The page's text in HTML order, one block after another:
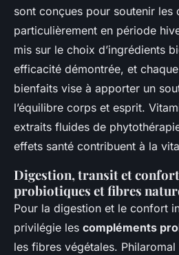
sont conçues pour soutenir les
particulièrement en période
mis sur le choix d’ingrédients
efficacité démontrée, et
bienfaits vise à apporter un
l’équilibre corps et esprit.
extraits fluides de
effets santé contribuent à la
Digestion, transit et
probiotiques et fibres
Pour la digestion et le confort
privilégie les compléments
les fibres végétales.